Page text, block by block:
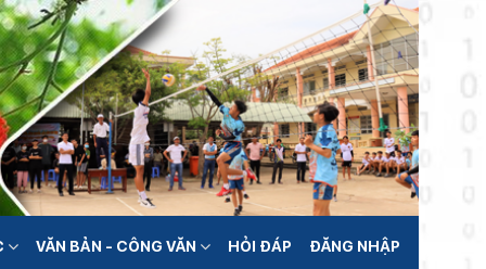
VĂN BẢN - CÔNG VĂN HỎI ĐÁP ĐĂNG NHẬP
học 2026 - 2027
Bảo đảm ngày khai giảng thực sự là
ngày hội của học sinh và giáo viên
Khát khao thay đổi cuộc sống bằng
con đường học tập
Phường Xuân Trường – Đà Lạt:
trang bị kiến thức, kỹ năng phòng,
chống đuối nước và sơ cấp cứu cho
thanh thiếu nhi
Đẩy mạnh truyền thông về giáo dục
2026